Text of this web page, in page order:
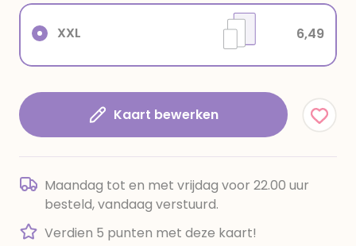
XXL 6,49
Kaart bewerken
Maandag tot en met vrijdag voor 22.00 uur
besteld, vandaag verstuurd.
Verdien 5 punten met deze kaart!